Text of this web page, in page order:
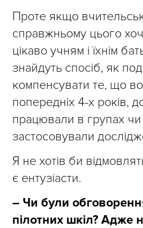
Проте якщо
справжньому цього
цікаво учням і їхнім
знайдуть спосіб, як
компенсувати те, що
попередніх 4-х років,
працювали в групах
застосовували
Я не хотів би
є ентузіасти.
– Чи були
пілотних шкіл? Адже